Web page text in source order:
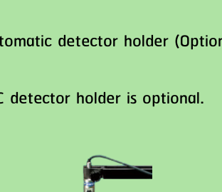
detector holder is optional.